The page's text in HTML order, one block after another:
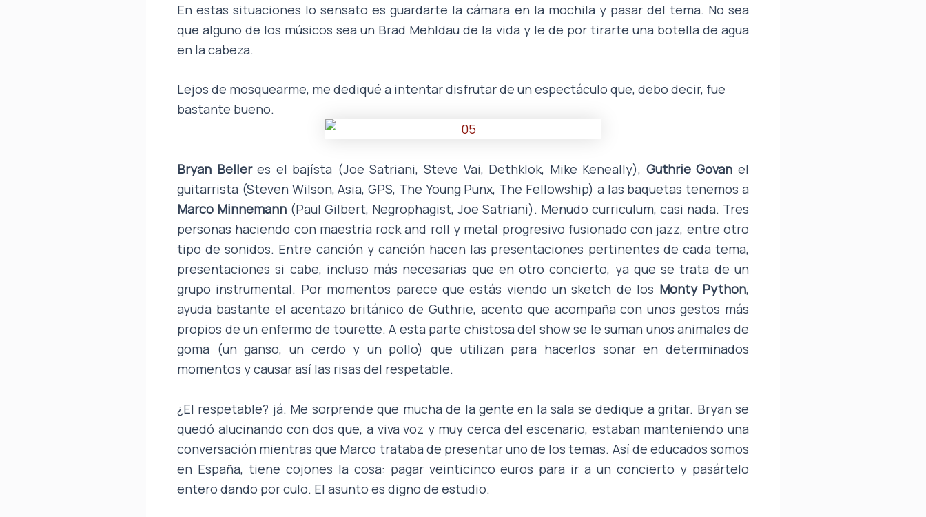
En estas situaciones lo sensato es guardarte la cámara en la mochila y pasar del tema. No sea
que alguno de los músicos sea un ‎Brad Mehldau de la vida y le de por tirarte una botella de agua
en la cabeza.
Lejos de mosquearme, me dediqué a intentar disfrutar de un espectáculo que, debo decir, fue
bastante bueno.
Bryan Belleres el bajísta (Joe Satriani, Steve Vai, Dethklok, Mike Keneally), Guthrie Govan el
guitarrista (Steven Wilson, Asia, GPS, The Young Punx, The Fellowship) a las baquetas tenemos a
Marco Minnemann (Paul Gilbert, Negrophagist, Joe Satriani). Menudo curriculum, casi nada. Tres
personas haciendo con maestría rock and roll y metal progresivo fusionado con jazz, entre otro
tipo de sonidos. Entre canción y canción hacen las presentaciones pertinentes de cada tema,
presentaciones si cabe, incluso más necesarias que en otro concierto, ya que se trata de un
grupo instrumental. Por momentos parece que estás viendo un sketch de los Monty Python,
ayuda bastante el acentazo británico de Guthrie, acento que acompaña con unos gestos más
propios de un enfermo de tourette. A esta parte chistosa del show se le suman unos animales de
goma (un ganso, un cerdo y un pollo) que utilizan para hacerlos sonar en determinados
momentos y causar así las risas del respetable.
¿El respetable? já. Me sorprende que mucha de la gente en la sala se dedique a gritar. Bryan se
quedó alucinando con dos que, a viva voz y muy cerca del escenario, estaban manteniendo una
conversación mientras que Marco trataba de presentar uno de los temas. Así de educados somos
en España, tiene cojones la cosa: pagar veinticinco euros para ir a un concierto y pasártelo
entero dando por culo. El asunto es digno de estudio.